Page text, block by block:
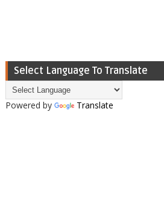
Select Language To Translate
Powered by Translate